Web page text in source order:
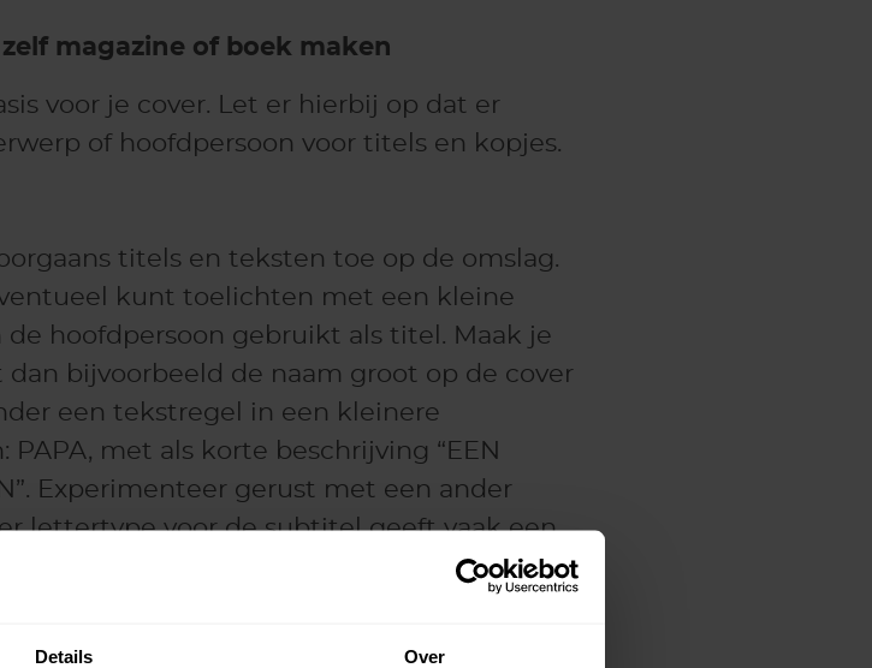
Details Over
magazine of boek maken
voor je cover. Let er hierbij op dat er
of hoofdpersoon voor titels en kopjes.
titels en teksten toe op de omslag.
kunt toelichten met een kleine
de hoofdpersoon gebruikt als titel. Maak je
dan bijvoorbeeld de naam groot op de cover
een tekstregel in een kleinere
met als korte beschrijving “EEN
Experimenteer gerust met een ander
lettertype voor de subtitel geeft vaak een
van de kop. Met andere kopjes geef je op